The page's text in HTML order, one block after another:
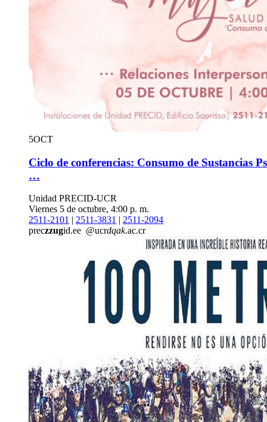
5OCT
Ciclo de conferencias: Consumo de Sustancias
…
Unidad PRECID-UCR
Viernes 5 de octubre, 4:00 p. m.
2511-2101 | 2511-3831 | 2511-2094
preczzugid.ee @ucrdqak.ac.cr